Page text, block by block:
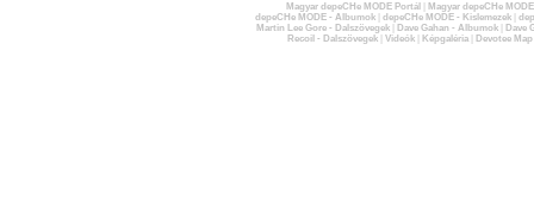
Magyar depeCHe MODE Portál
Magyar depeCHe
depeCHe MODE - Albumok| depeCHe MODE - Kislemezek|
Martin Lee Gore - Dalszövegek| Dave Gahan - Albumok|
Dave
Recoil - Dalszövegek| Videók| Képgaléria| Devotee Map